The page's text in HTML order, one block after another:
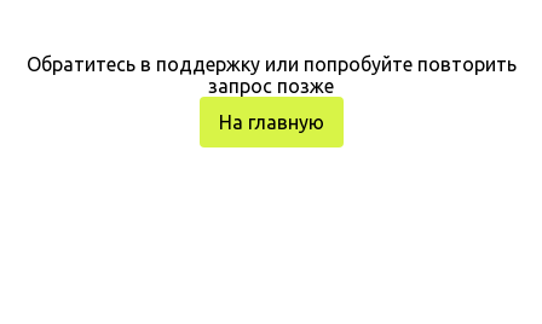
Обратитесь в поддержку или попробуйте повторить
запрос позже
На главную